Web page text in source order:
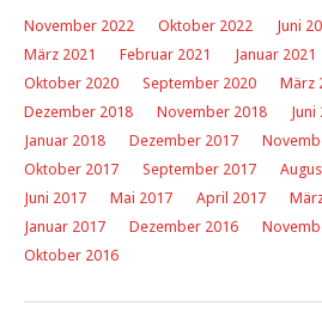
November 2022 Oktober 2022 Juni
März 2021
Februar 2021 Januar 2021
Oktober 2020
September 2020 März
Dezember 2018
November 2018 Juni
Januar 2018
Dezember 2017
Oktober 2017
September 2017
Juni 2017
Mai 2017 April 2017
Januar 2017
Dezember 2016
Oktober 2016